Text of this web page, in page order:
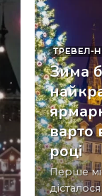
ТРЕВЕЛ-
Зима
варто
році
Перше місце в рейтингу